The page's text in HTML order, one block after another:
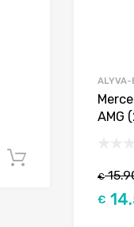
ALYVA-
AMG
€
€